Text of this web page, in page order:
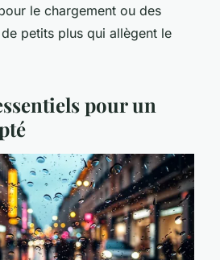
le chargement ou des
petits plus qui allègent le
pour un